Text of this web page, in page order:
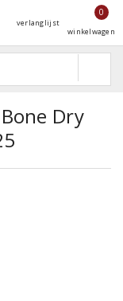
verlanglijst
0
winkelwagen
Dry